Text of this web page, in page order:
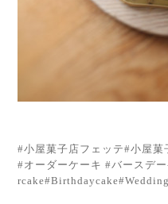
#小屋菓子店フェッテ#小屋菓
#オーダーケーキ #バースデ